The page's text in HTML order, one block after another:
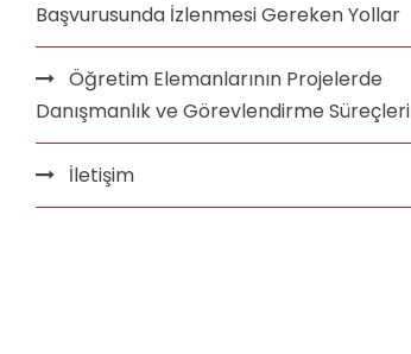
Başvurusunda İzlenmesi Gereken Yollar
Öğretim Elemanlarının Projelerde
Danışmanlık ve Görevlendirme Süreçleri
İletişim